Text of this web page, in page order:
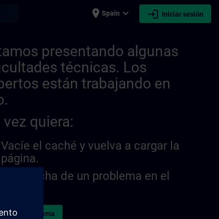
place Spain expand_more login Iniciar sesión
presentando algunas
técnicas. Los
están trabajando en
vez quiera:
Vacíe el caché y vuelva a cargar la
página.
¿Sospecha de un problema en el
el problema